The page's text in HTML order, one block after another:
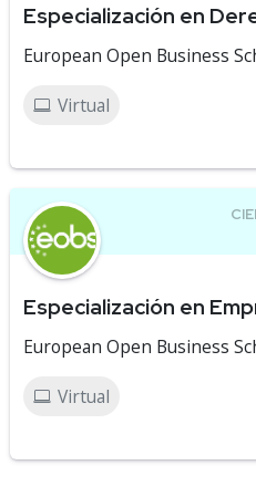
Especialización en
European Open Business
Virtual
Especialización en
European Open Business
Virtual